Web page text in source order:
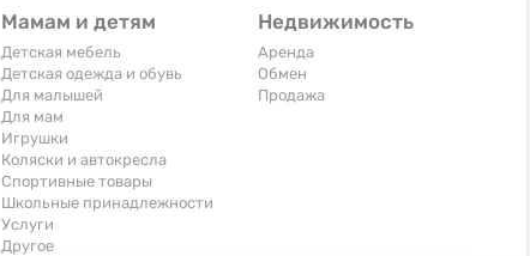
Мамам и детям
Детская мебель
Детская одежда и обувь
Для малышей
Для мам
Игрушки
Коляски и автокресла
Спортивные товары
Школьные принадлежности
Услуги
Другое
Недвижимость
Аренда
Обмен
Продажа